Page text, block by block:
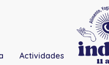
Actividades